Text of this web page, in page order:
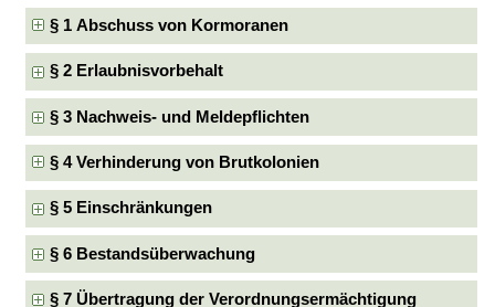
§ 1 Abschuss von Kormoranen
§ 2 Erlaubnisvorbehalt
§ 3 Nachweis- und Meldepflichten
§ 4 Verhinderung von Brutkolonien
§ 5 Einschränkungen
§ 6 Bestandsüberwachung
§ 7 Übertragung der Verordnungsermächtigung